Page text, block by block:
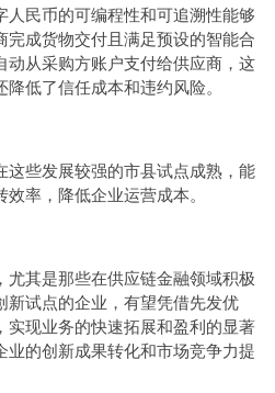
人民币的可编程性和可追溯性能够
成货物交付且满足预设的智能合
从采购方账户支付给供应商，这
低了信任成本和违约风险。
这些发展较强的市县试点成熟，能
率，降低企业运营成本。
尤其是那些在供应链金融领域积极
试点的企业，有望凭借先发优
现业务的快速拓展和盈利的显著
的创新成果转化和市场竞争力提